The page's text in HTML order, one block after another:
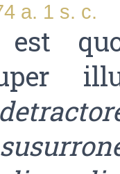
a. 1 s. c.